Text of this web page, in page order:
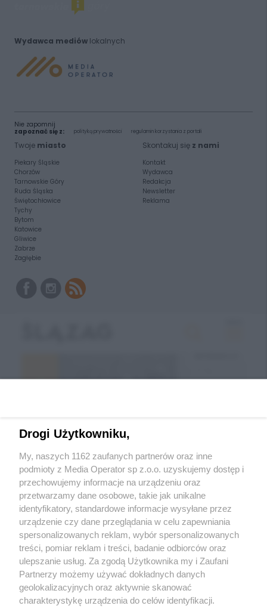
Wydawca mediówlokalnych
Nie zapomnij
zapoznać się z:
polityką prywatności regulamin korzystania z portali
Twoje miasto
Piekary Śląskie
Chorzów
Tarnowskie Góry
Ruda Śląska
Świętochłowice
Tychy
Bytom
Katowice
Gliwice
Zabrze
Zagłębie
Skontakuj się z nami
Kontakt
Wydawca
Redakcja
Newsletter
Reklama
Wróć do strony głównej
ślązag.pl
0%
Drogi Użytkowniku,
My, naszych 1162 zaufanych partnerów oraz inne
podmioty z Media Operator sp z.o.o. uzyskujemy dostęp i
przechowujemy informacje na urządzeniu oraz
przetwarzamy dane osobowe, takie jak unikalne
identyfikatory, standardowe informacje wysyłane przez
urządzenie czy dane przeglądania w celu zapewniania
spersonalizowanych reklam, wybór spersonalizowanych
treści, pomiar reklam i treści, badanie odbiorców oraz
ulepszanie usług. Za zgodą Użytkownika my i Zaufani
Partnerzy możemy używać dokładnych danych
geolokalizacyjnych oraz aktywnie skanować
charakterystykę urządzenia do celów identyfikacji.